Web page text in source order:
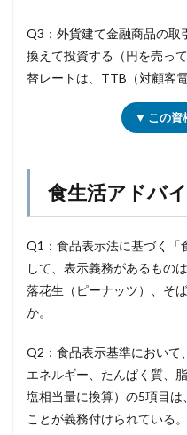
Q3：外貨建て金融商品の取
換えて投資する（円を売っ
替レートは、TTB（対顧客
▼ この資
食生活アドバ
Q1：食品表示法に基づく「
して、表示義務があるもの
落花生（ピーナッツ）、そ
か。
Q2：食品表示基準において
エネルギー、たんぱく質、
塩相当量に換算）の5項目
ことが義務付けられている